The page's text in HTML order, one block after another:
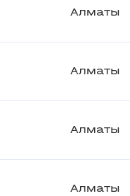
Алматы
Алматы
Алматы
Алматы